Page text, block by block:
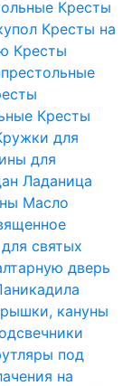
Кресты
Кресты на
Кресты
Кресты
для
для
Ладаница
Масло
святых
дверь
кануны
под
на